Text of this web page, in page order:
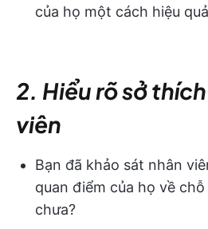
của họ một cách hiệu
2. Hiểu rõ sở
viên
Bạn đã khảo sát nhân
quan điểm của họ về
chưa?